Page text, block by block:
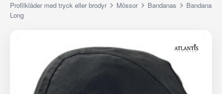
Profilkläder med tryck eller brodyr Mössor Bandanas
Bandana
Long